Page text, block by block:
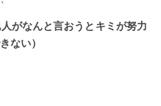
がなんと言おうとキミが努力
ない）